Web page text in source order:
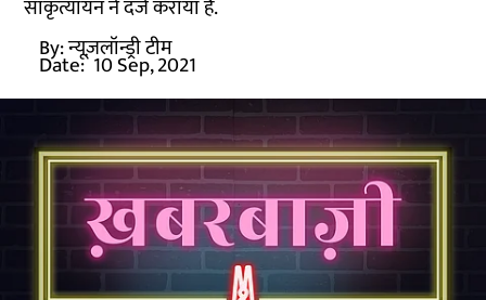
सांकृत्यायन ने दर्ज कराया है.
By:न्यूज़लॉन्ड्री टीम
Date: 10 Sep, 2021